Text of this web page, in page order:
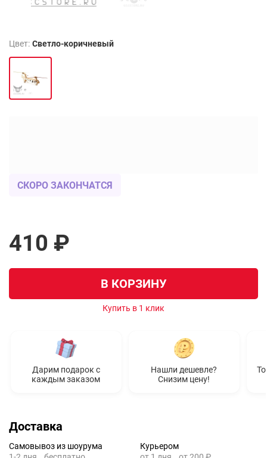
Цвет: Светло-коричневый
СКОРО ЗАКОНЧАТСЯ
410 ₽
В КОРЗИНУ
Купить в 1 клик
Дарим подарок с
каждым заказом
Нашли дешевле?
Снизим цену!
Доставка
Самовывоз из шоурума
Курьером